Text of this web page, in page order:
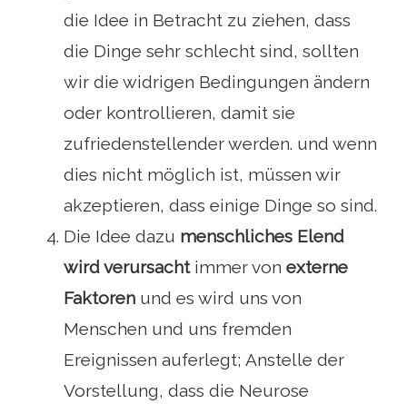
die Idee in Betracht zu ziehen, dass
die Dinge sehr schlecht sind, sollten
wir die widrigen Bedingungen ändern
oder kontrollieren, damit sie
zufriedenstellender werden. und wenn
dies nicht möglich ist, müssen wir
akzeptieren, dass einige Dinge so sind.
Die Idee dazu menschliches Elend
wird verursachtimmer von externe
Faktoren und es wird uns von
Menschen und uns fremden
Ereignissen auferlegt; Anstelle der
Vorstellung, dass die Neurose